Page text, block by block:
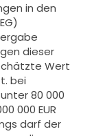
in den
dieser
Wert
bei
80 000
000 EUR
darf der